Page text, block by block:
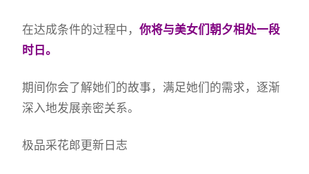
在达成条件的过程中， 你将与美女们朝夕相处一段
时日。
期间你会了解她们的故事，满足她们的需求，逐渐
深入地发展亲密关系。
极品采花郎更新日志